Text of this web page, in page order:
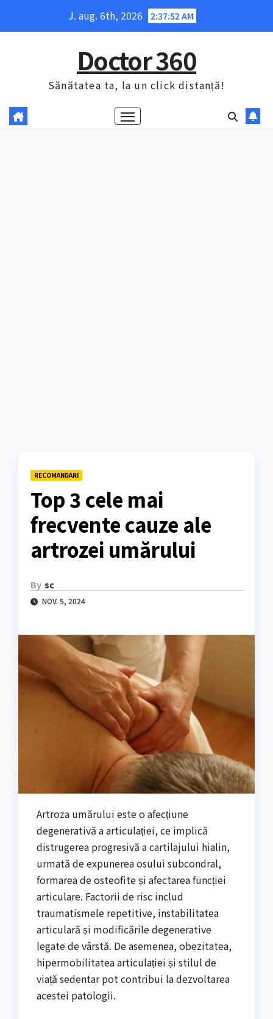
J. aug. 6th, 2026 2:37:53 AM
Doctor 360
Sănătatea ta, la un click distanță!
RECOMANDARI
Top 3 cele mai
frecvente cauze ale
artrozei umărului
By sc
NOV. 5, 2024
Artroza umărului este o afecțiune
degenerativă a articulației, ce implică
distrugerea progresivă a cartilajului hialin,
urmată de expunerea osului subcondral,
formarea de osteofite și afectarea funcției
articulare. Factorii de risc includ
traumatismele repetitive, instabilitatea
articulară și modificările degenerative
legate de vârstă. De asemenea, obezitatea,
hipermobilitatea articulației și stilul de
viață sedentar pot contribui la dezvoltarea
acestei patologii.